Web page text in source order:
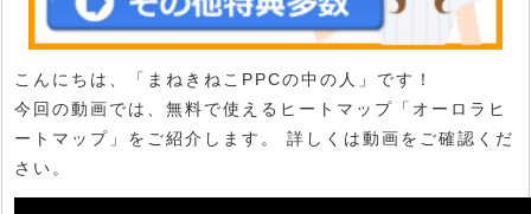
こんにちは、「まねきねこPPCの中の人」です！
今回の動画では、 無料で使えるヒートマップ「オーロラヒ
ートマップ」 をご紹介します。 詳しくは動画をご確認くだ
さい。